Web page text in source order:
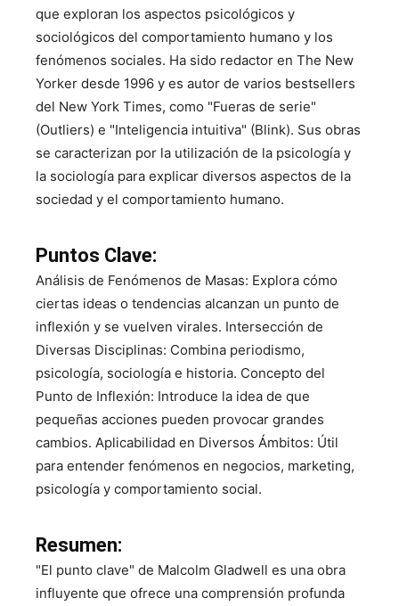
que exploran los aspectos psicológicos y
sociológicos del comportamiento humano y los
fenómenos sociales. Ha sido redactor en The New
Yorker desde 1996 y es autor de varios bestsellers
del New York Times, como "Fueras de serie"
(Outliers) e "Inteligencia intuitiva" (Blink). Sus obras
se caracterizan por la utilización de la psicología y
la sociología para explicar diversos aspectos de la
sociedad y el comportamiento humano.
Puntos Clave:
Análisis de Fenómenos de Masas: Explora cómo
ciertas ideas o tendencias alcanzan un punto de
inflexión y se vuelven virales. Intersección de
Diversas Disciplinas: Combina periodismo,
psicología, sociología e historia. Concepto del
Punto de Inflexión: Introduce la idea de que
pequeñas acciones pueden provocar grandes
cambios. Aplicabilidad en Diversos Ámbitos: Útil
para entender fenómenos en negocios, marketing,
psicología y comportamiento social.
Resumen:
"El punto clave" de Malcolm Gladwell es una obra
influyente que ofrece una comprensión profunda